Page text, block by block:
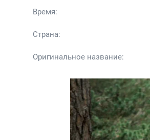
Время:
Страна:
Оригинальное название: